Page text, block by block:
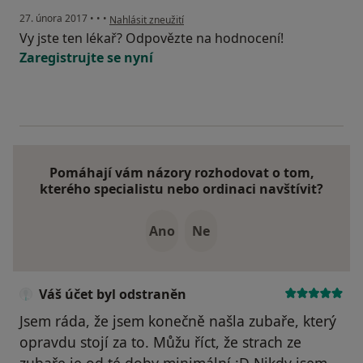
27. února 2017 • • • podle názoru uživatele Váš účet byl odstraněn
Nahlásit zneužití
Vy jste ten lékař? Odpovězte na hodnocení!
Zaregistrujte se nyní
Pomáhají vám názory rozhodovat o tom,
kterého specialistu nebo ordinaci navštívit?
Ano Ne
Váš účet byl odstraněn
Jsem ráda, že jsem konečně našla zubaře, který
opravdu stojí za to. Můžu říct, že strach ze